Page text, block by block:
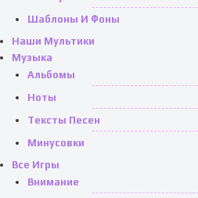
Шаблоны И Фоны
Наши Мультики
Музыка
Альбомы
Ноты
Тексты Песен
Минусовки
Все Игры
Внимание